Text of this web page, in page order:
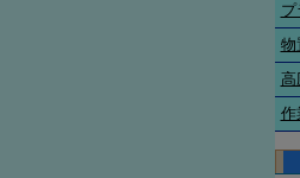
プ
物
高
作